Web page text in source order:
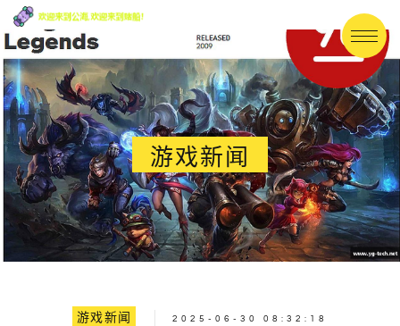
游戏新闻
游戏新闻 2025-06-30 08:32:18